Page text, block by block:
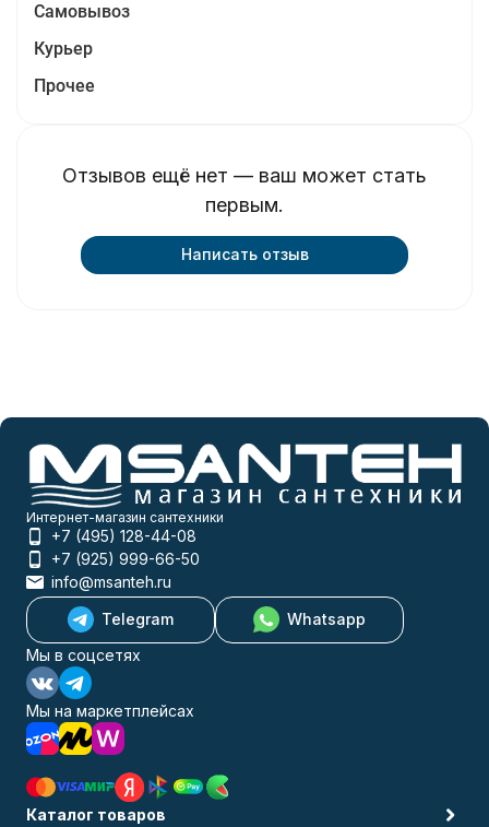
Самовывоз
Курьер
Прочее
Отзывов ещё нет — ваш может стать
первым.
Написать отзыв
Интернет-магазин сантехники
+7 (495) 128-44-08
+7 (925) 999-66-50
info@msanteh.ru
Telegram
Whatsapp
Мы в соцсетях
Мы на маркетплейсах
Каталог товаров